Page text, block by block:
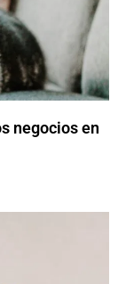
negocios en